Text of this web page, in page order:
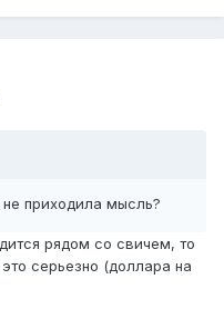
не приходила мысль?
рядом со свичем, то
серьезно (доллара на